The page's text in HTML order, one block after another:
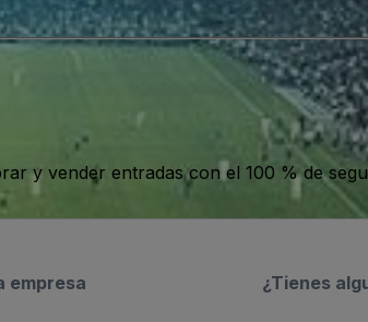
y vender entradas con el 100 % de
empresa ¿Tienes